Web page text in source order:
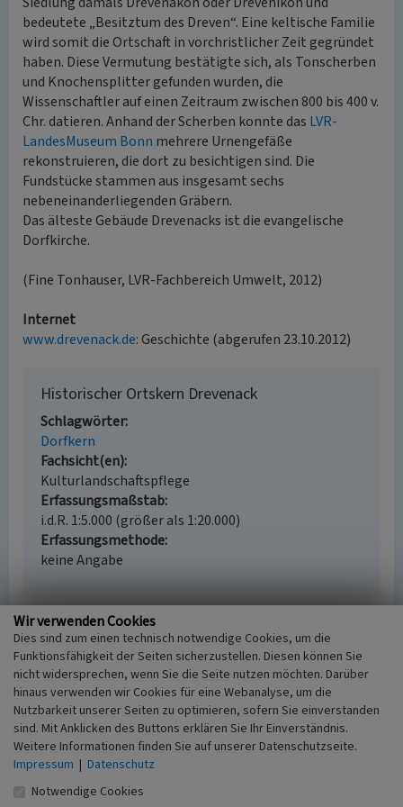
bedeutete „Besitztum des Dreven“. Eine keltische Familie
wird somit die Ortschaft in vorchristlicher Zeit gegründet
haben. Diese Vermutung bestätigte sich, als Tonscherben
und Knochensplitter gefunden wurden, die
Wissenschaftler auf einen Zeitraum zwischen 800 bis 400 v.
Chr. datieren. Anhand der Scherben konnte das LVR-
LandesMuseum Bonn mehrere Urnengefäße
rekonstruieren, die dort zu besichtigen sind. Die
Fundstücke stammen aus insgesamt sechs
nebeneinanderliegenden Gräbern.
Das älteste Gebäude Drevenacks ist die evangelische
Dorfkirche.
(Fine Tonhauser, LVR-Fachbereich Umwelt, 2012)
Internet
www.drevenack.de: Geschichte (abgerufen 23.10.2012)
Historischer Ortskern Drevenack
Schlagwörter
Dorfkern
Fachsicht(en)
Kulturlandschaftspflege
Erfassungsmaßstab
i.d.R. 1:5.000 (größer als 1:20.000)
Erfassungsmethode
keine Angabe
Empfohlene Zitierweise
Urheberrechtlicher Hinweis
Der hier präsentierte Inhalt ist urheberrechtlich
geschützt. Die angezeigten Medien unterliegen
möglicherweise zusätzlichen urheberrechtlichen
Bedingungen, die an diesen ausgewiesen sind.
Empfohlene Zitierweise
„Historischer Ortskern Drevenack”. In: KuLaDig,
Wir verwenden Cookies
Dies sind zum einen technisch notwendige Cookies, um die
Funktionsfähigkeit der Seiten sicherzustellen. Diesen können Sie
nicht widersprechen, wenn Sie die Seite nutzen möchten. Darüber
hinaus verwenden wir Cookies für eine Webanalyse, um die
Nutzbarkeit unserer Seiten zu optimieren, sofern Sie einverstanden
sind. Mit Anklicken des Buttons erklären Sie Ihr Einverständnis.
Weitere Informationen finden Sie auf unserer Datenschutzseite.
Impressum | Datenschutz
Notwendige Cookies